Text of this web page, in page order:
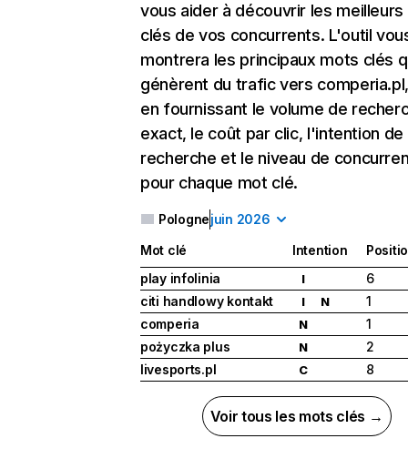
vous aider à découvrir les
clés de vos concurrents. L'outil
montrera les principaux mots clés
génèrent du trafic vers
en fournissant le volume de
exact, le coût par clic, l'intention de
recherche et le niveau de
pour chaque mot clé.
Polognejuin 2026
Mot clé Intention
play infolinia
I
6
citi handlowy kontakt
I N
1
comperia
N
1
pożyczka plus
N
2
livesports.pl
C 8
Voir tous les mots clés →